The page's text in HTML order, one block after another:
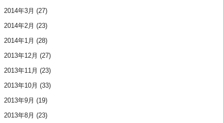
2014年3月 (27)
2014年2月 (23)
2014年1月 (28)
2013年12月 (27)
2013年11月 (23)
2013年10月 (33)
2013年9月 (19)
2013年8月 (23)